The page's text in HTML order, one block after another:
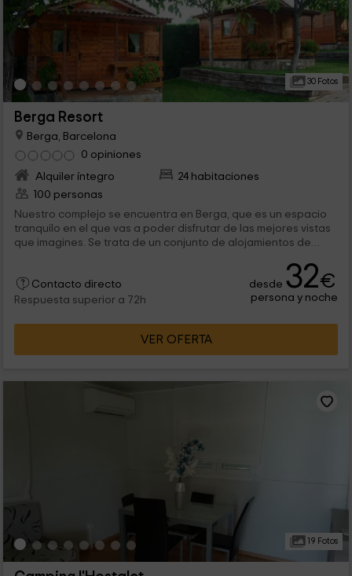
30 Fotos
Berga Resort
Berga, Barcelona
0 opiniones
Alquiler íntegro
24 habitaciones
100 personas
Nuestro complejo se encuentra en Berga, que es un espacio
tranquilo en el que vas a poder disfrutar de las mejores vistas
que imagines. Se trata de un conjunto de alojamientos de
distintos tipos y capacidades, donde te sentirás como en
casa. Y las instalaciones comunes, te abren un mundo de
posibilidades. ¡Te esperamos!
Contacto directo
Respuesta superior a 72h
desde 32€
persona y noche
VER OFERTA
19 Fotos